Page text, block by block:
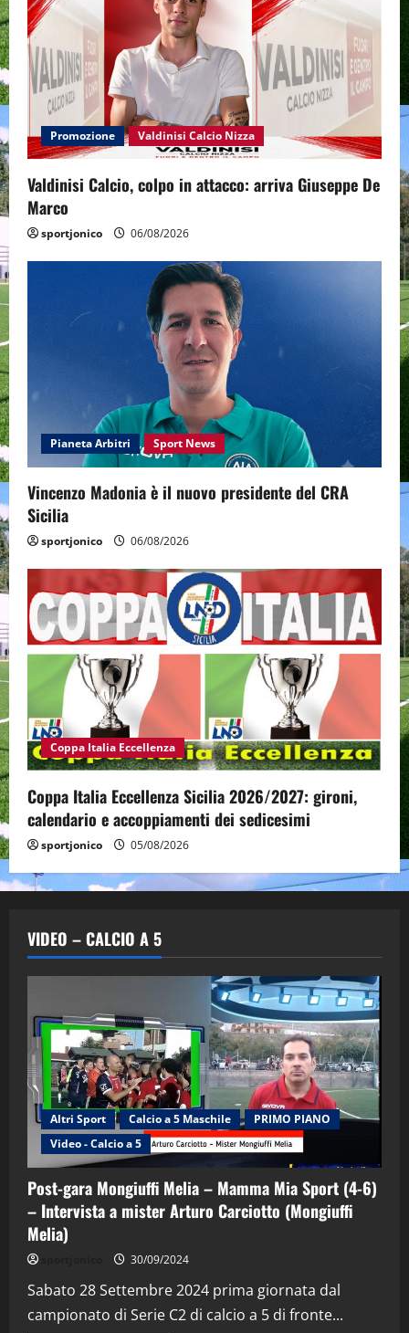
Promozione Valdinisi Calcio Nizza
Valdinisi Calcio, colpo in attacco: arriva Giuseppe De
Marco
sportjonico 06/08/2026
Pianeta Arbitri Sport News
Vincenzo Madonia è il nuovo presidente del CRA
Sicilia
sportjonico 06/08/2026
Coppa Italia Eccellenza
Coppa Italia Eccellenza Sicilia 2026/2027: gironi,
calendario e accoppiamenti dei sedicesimi
sportjonico 05/08/2026
VIDEO – CALCIO A 5
Altri Sport Calcio a 5 Maschile
PRIMO PIANO
Video - Calcio a 5
Post-gara Mongiuffi Melia – Mamma Mia Sport (4-6)
– Intervista a mister Arturo Carciotto (Mongiuffi
Melia)
30/09/2024
Sabato 28 Settembre 2024 prima giornata dal
campionato di Serie C2 di calcio a 5 di fronte...
2
“SportEmpire” in Podcast: 29^ Puntata
(Martedi 28 Aprile 2026)
28/04/2026